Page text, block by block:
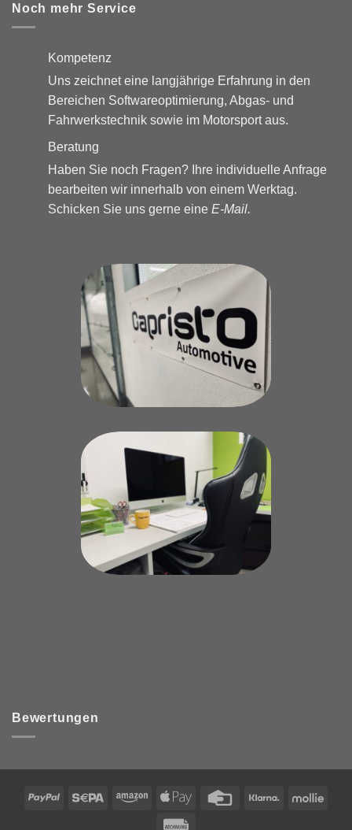
Noch mehr Service
Kompetenz
Uns zeichnet eine langjährige Erfahrung in den
Bereichen Softwareoptimierung, Abgas- und
Fahrwerkstechnik sowie im Motorsport aus.
Beratung
Haben Sie noch Fragen? Ihre individuelle Anfrage
bearbeiten wir innerhalb von einem Werktag.
Schicken Sie uns gerne eine E-Mail.
Bewertungen
PayPal Sepa Amazon Apple
Credit
Klarna Mollie